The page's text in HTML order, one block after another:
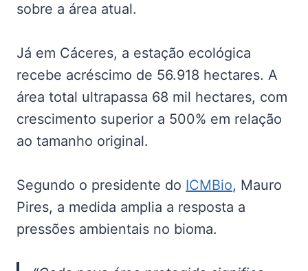
sobre a área atual.
Já em Cáceres, a estação ecológica
recebe acréscimo de 56.918 hectares. A
área total ultrapassa 68 mil hectares, com
crescimento superior a 500% em relação
ao tamanho original.
Segundo o presidente do ICMBio, Mauro
Pires, a medida amplia a resposta a
pressões ambientais no bioma.